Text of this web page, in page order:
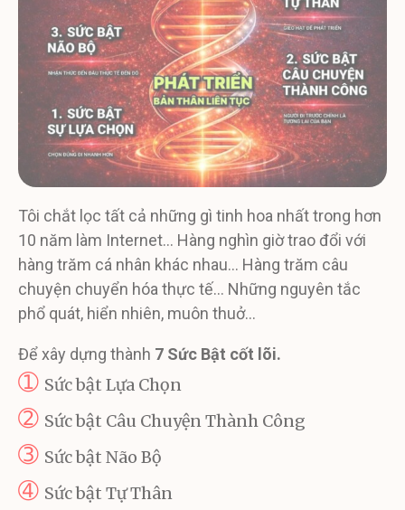
Tôi chắt lọc tất cả những gì tinh hoa nhất trong hơn
10 năm làm Internet… Hàng nghìn giờ trao đổi với
hàng trăm cá nhân khác nhau… Hàng trăm câu
chuyện chuyển hóa thực tế… Những nguyên tắc
phổ quát, hiển nhiên, muôn thuở…
Để xây dựng thành 7 Sức Bật cốt lõi.
➀ Sức bật Lựa Chọn
➁ Sức bật Câu Chuyện Thành Công
➂ Sức bật Não Bộ
➃ Sức bật Tự Thân